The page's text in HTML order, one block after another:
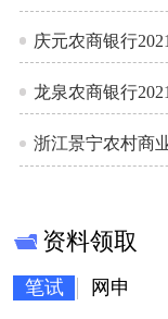
庆元农商银行
龙泉农商银行
浙江景宁农村商
资料领取
笔试 网申